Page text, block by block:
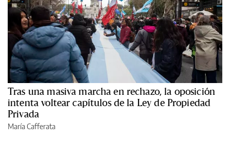
Tras una masiva marcha en rechazo, la oposición
intenta voltear capítulos de la Ley de Propiedad
Privada
María Cafferata